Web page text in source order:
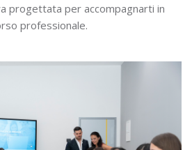
progettata per accompagnarti in
professionale.